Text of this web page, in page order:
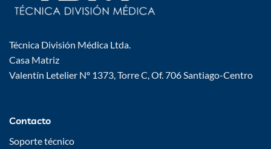
Técnica División Médica Ltda.
Casa Matriz
Valentín Letelier Nº 1373, Torre C, Of. 706 Santiago-Centro
Contacto
Soporte técnico